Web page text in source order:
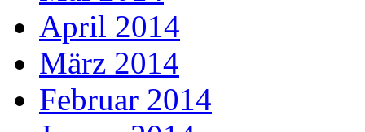
April 2014
März 2014
Februar 2014